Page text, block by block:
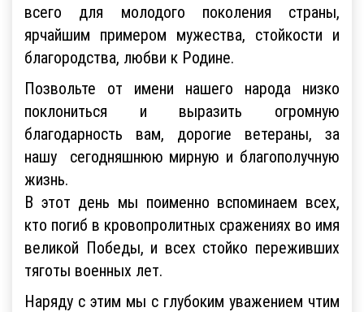
всего для молодого поколения страны,
ярчайшим примером мужества, стойкости и
благородства, любви к Родине.
Позвольте от имени нашего народа низко
поклониться и выразить огромную
благодарность вам, дорогие ветераны, за
нашу сегодняшнюю мирную и благополучную
жизнь.
В этот день мы поименно вспоминаем всех,
кто погиб в кровопролитных сражениях во имя
великой Победы, и всех стойко переживших
тяготы военных лет.
Наряду с этим мы с глубоким уважением чтим